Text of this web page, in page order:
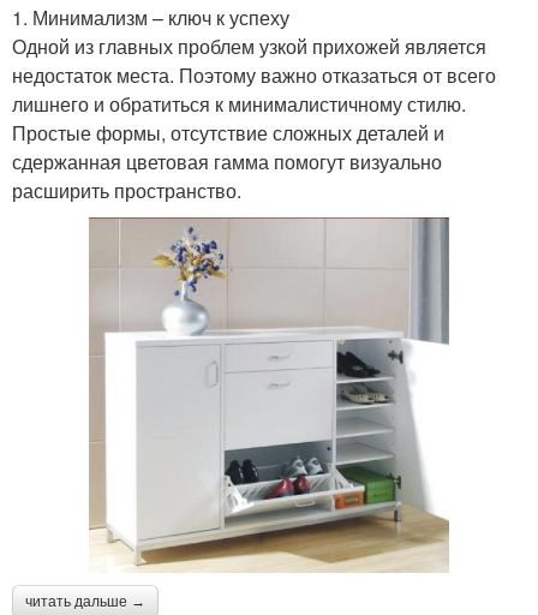
1. Минимализм – ключ к успеху
Одной из главных проблем узкой прихожей является
недостаток места. Поэтому важно отказаться от всего
лишнего и обратиться к минималистичному стилю.
Простые формы, отсутствие сложных деталей и
сдержанная цветовая гамма помогут визуально
расширить пространство.
читать дальше →